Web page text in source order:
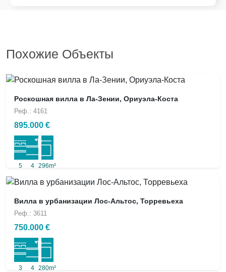
Похожие Объекты
Роскошная вилла в Ла-Зении, Ориуэла-Коста
Реф.: 4161
895.000 €
5 4 296m²
Вилла в урбанизации Лос-Альтос, Торревьеха
Реф.: 3611
750.000 €
3 4 280m²